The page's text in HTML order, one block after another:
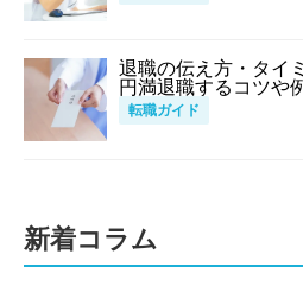
退職の伝え方・タイ
円満退職するコツや
転職ガイド
新着コラム